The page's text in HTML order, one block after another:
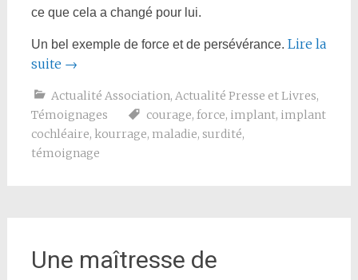
ce que cela a changé pour lui.
Un bel exemple de force et de persévérance. Lire la
suite →
Actualité Association, Actualité Presse et Livres,
Témoignages
courage, force, implant, implant
cochléaire, kourrage, maladie, surdité,
témoignage
Une maîtresse de